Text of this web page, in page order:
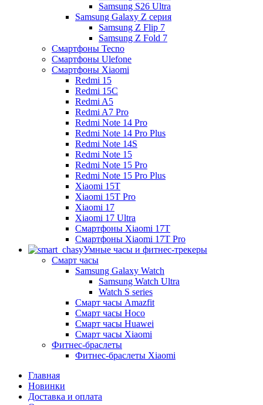
Samsung S26 Ultra
Samsung Galaxy Z серия
Samsung Z Flip 7
Samsung Z Fold 7
Смартфоны Tecno
Смартфоны Ulefone
Смартфоны Xiaomi
Redmi 15
Redmi 15C
Redmi A5
Redmi A7 Pro
Redmi Note 14 Pro
Redmi Note 14 Pro Plus
Redmi Note 14S
Redmi Note 15
Redmi Note 15 Pro
Redmi Note 15 Pro Plus
Xiaomi 15T
Xiaomi 15T Pro
Xiaomi 17
Xiaomi 17 Ultra
Смартфоны Xiaomi 17Т
Смартфоны Xiaomi 17Т Pro
Умные часы и фитнес-трекеры
Смарт часы
Samsung Galaxy Watch
Samsung Watch Ultra
Watch S series
Смарт часы Amazfit
Смарт часы Hoco
Смарт часы Huawei
Смарт часы Xiaomi
Фитнес-браслеты
Фитнес-браслеты Xiaomi
Главная
Новинки
Доставка и оплата